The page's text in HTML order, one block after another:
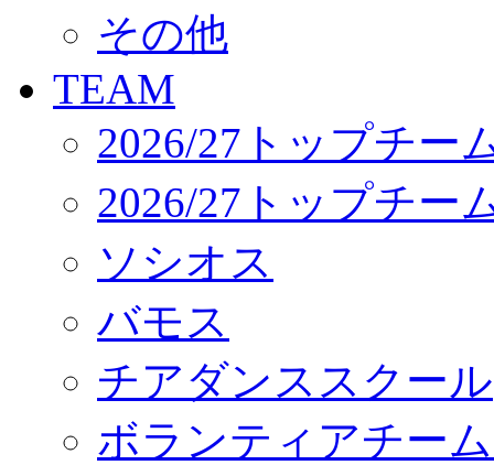
サステナビリティ
Web制作支援
応援プロジェクト
その他
TEAM
2026/27トップチー
2026/27トップチー
ソシオス
バモス
チアダンススクール
ボランティアチー